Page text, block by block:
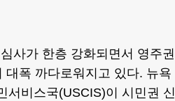
사가 한층 강화되면서 영주권
폭 까다로워지고 있다. 뉴욕
서비스국(USCIS)이 시민권 신